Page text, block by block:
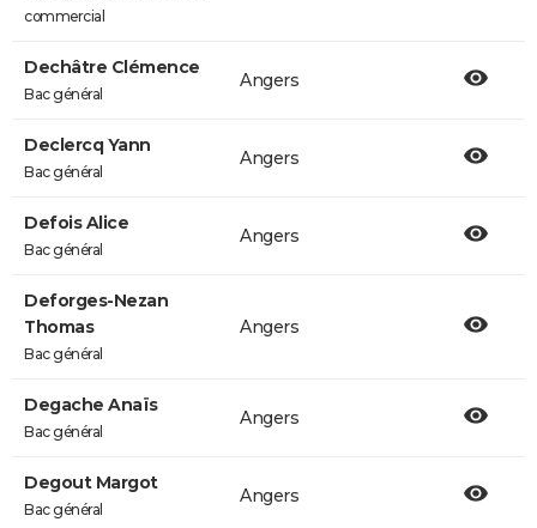
commercial
Dechâtre Clémence
Bac général
Angers
Declercq Yann
Bac général
Angers
Defois Alice
Bac général
Angers
Deforges-Nezan
Thomas
Bac général
Angers
Degache Anaïs
Bac général
Angers
Degout Margot
Bac général
Angers